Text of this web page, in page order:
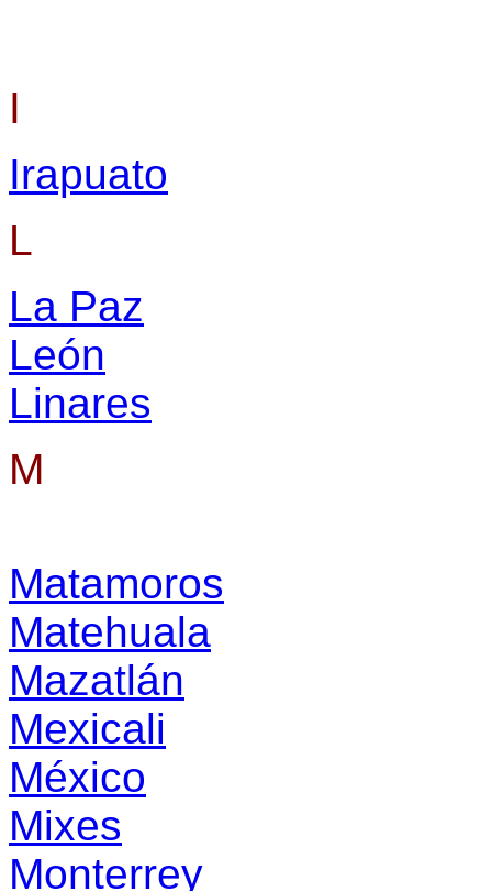
I
Irapuato
L
La Paz
León
Linares
M
Matamoros
Matehuala
Mazatlán
Mexicali
México
Mixes
Monterrey